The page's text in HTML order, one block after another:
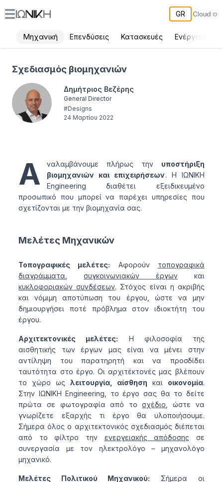
GR
Μηχανική Επενδύσεις Κατασκευές Ενέργεια
Σχεδιασμός βιομηχανιών
Δημήτριος Βεζέρης
General Director
#Designs
24 Μαρτίου 2022
Α ναλαμβάνουμε πλήρως την υποστήριξη
βιομηχανιών και επιχειρήσεων. Η ΙΩΝΙΚΗ
Engineering διαθέτει εξειδικευμένο
προσωπικό που μπορεί να παρέχει υπηρεσίες που
σχετίζονται με την βιομηχανία σας.
Μελέτες Μηχανικών
Τοπογραφικές μελέτες: Αφορούν τοπογραφικά
διαγράμματα ,συγκοινωνιακών έργωνκαι
κυκλοφοριακών συνδέσεων. Στόχος είναι η ακριβής
και νόμιμη αποτύπωση του έργου, ώστε να μην
δημιουργήσει ποτέ πρόβλημα στον ιδιοκτήτη του
έργου.
Αρχιτεκτονικές μελέτες: Η φιλοσοφία της
αισθητικής των έργων μας είναι να μένει στην
αντίληψη του παρατηρητή και να προσδίδει
ταυτότητα στο έργο. Οι αρχιτέκτονές μας βλέπουν
το χώρο ως λειτουργία, αίσθηση και οικονομία.
Στην ΙΩΝΙΚΗ Engineering, το έργο σας θα το δείτε
πρώτα σε φωτογραφία από τοσχέδιο , ώστε να
γνωρίζετε εξαρχής τι έργο θα υλοποιήσουμε.
Σήμερα όλος ο αρχιτεκτονικός σχεδιασμός διέπεται
από το φίλτρο την ενεργειακής απόδοσης σε
συνεργασία με τον ηλεκτρολόγο – μηχανολόγο
μηχανικό.
Μελέτες Πολιτικού Μηχανικού: Σήμερα οι